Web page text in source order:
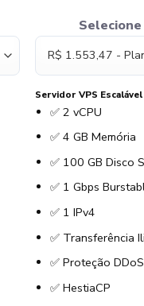
Servidor VPS
✅ 2 vCPU
✅ 4 GB Memória
✅ 100 GB Disco
✅ 1 Gbps
✅ 1 IPv4
✅ Transferência
✅ Proteção DDoS
✅ HestiaCP